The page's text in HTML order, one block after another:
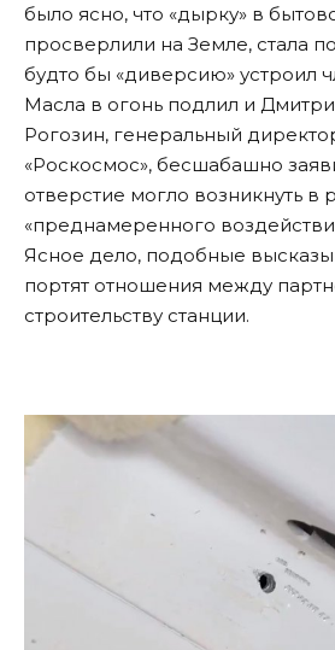
было ясно, что «дырку» в
просверлили на Земле, стала
будто бы «диверсию» устроил
Масла в огонь подлил и
Рогозин, генеральный
«Роскосмос», бесшабашно
отверстие могло возникнуть в
«преднамеренного
Ясное дело, подобные
портят отношения между
строительству станции.